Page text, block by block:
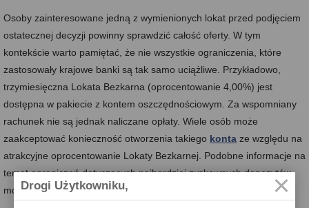
Osoby zainteresowane jedną z wymienionych lokat przed podjęciem
ostatecznej decyzji powinny sprawdzić całość oferty. W tym
kontekście warto pamiętać, że nie wszystkie ograniczenia, które
zastosowały krajowe banki są tak samo uciążliwe. Przykładowo,
trzymiesięczna Lokata Bezkarna (oprocentowanie 4,00%) jest
dostępna w pakiecie z kontem oszczędnościowym. Za wspomniany
rachunek nie są jednak naliczane opłaty. Wiele osób może
zaakceptować konieczność otworzenia takiego konta ze względu na
atrakcyjne oprocentowanie Lokaty Bezkarnej. Podobne informacje na
temat ograniczeń dotyczących najbardziej zyskownych depozytów
można znaleźć w rankingach eBroker.pl.
Drogi Użytkowniku,